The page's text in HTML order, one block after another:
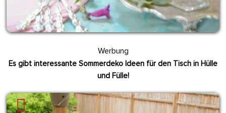
Werbung
Es gibt interessante Sommerdeko Ideen für den Tisch in Hülle
und Fülle!